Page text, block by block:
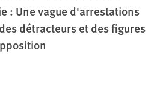
: Une vague d'arrestations
détracteurs et des figures